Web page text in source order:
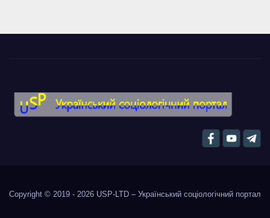
Copyright © 2019 - 2026 USP-LTD – Український соціологічний портал